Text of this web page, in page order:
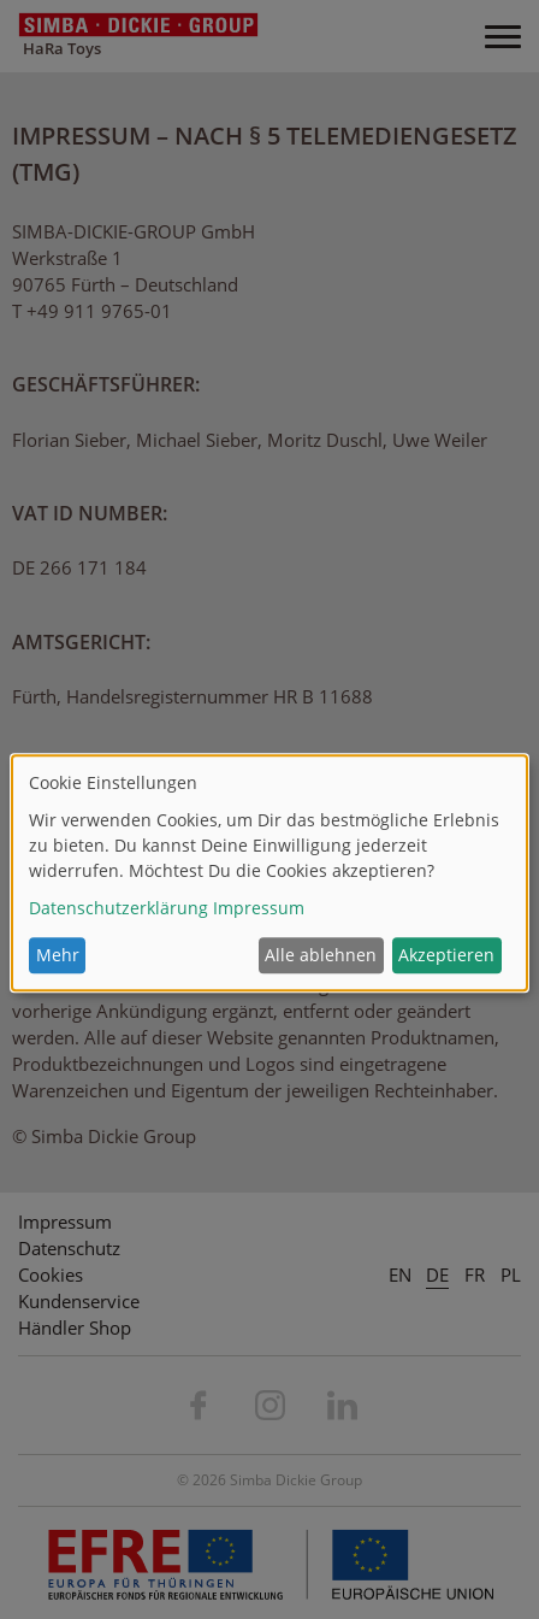
HaRa Toys
IMPRESSUM – NACH § 5 TELEMEDIENGESETZ
(TMG)
SIMBA-DICKIE-GROUP GmbH
Werkstraße 1
90765 Fürth – Deutschland
T +49 911 9765-01
GESCHÄFTSFÜHRER:
Florian Sieber, Michael Sieber, Moritz Duschl, Uwe Weiler
VAT ID NUMBER:
DE 266 171 184
AMTSGERICHT:
Fürth, Handelsregisternummer HR B 11688
HAFTUNGSAUSSCHLUSS
Die bereitgestellten Informationen auf dieser Website wurden
sorgfältig geprüft und werden regelmäßig aktualisiert. Jedoch
kann keine Garantie dafür übernommen werden, dass alle
Angaben zu jeder Zeit vollständig, richtig und in letzter
Verbindungen („Links“) zu anderen Websites, auf die direkt
oder indirekt verwiesen wird. Alle Angaben können ohne
vorherige Ankündigung ergänzt, entfernt oder geändert
werden. Alle auf dieser Website genannten Produktnamen,
Produktbezeichnungen und Logos sind eingetragene
Warenzeichen und Eigentum der jeweiligen Rechteinhaber.
© Simba Dickie Group
Impressum
Datenschutz
Cookies
Kundenservice
Händler Shop
EN DE FR PL
© 2026 Simba Dickie Group